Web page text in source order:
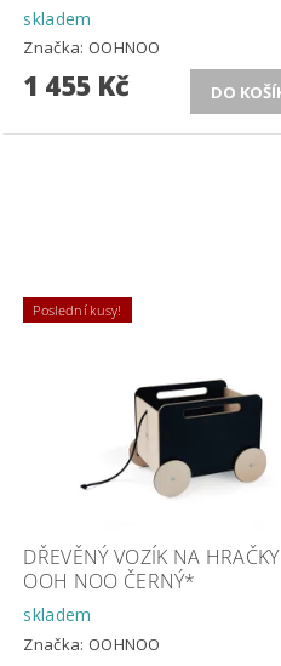
skladem
Značka: OOHNOO
1 455 Kč
Poslední kusy!
DŘEVĚNÝ VOZÍK NA HRAČKY
OOH NOO ČERNÝ*
skladem
Značka: OOHNOO